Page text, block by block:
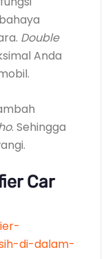
Car
real-
Dapat
di dalam